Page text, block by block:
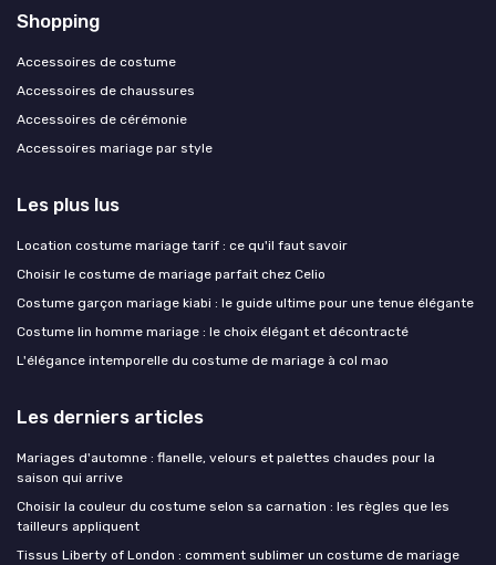
Shopping
Accessoires de costume
Accessoires de chaussures
Accessoires de cérémonie
Accessoires mariage par style
Les plus lus
Location costume mariage tarif : ce qu'il faut savoir
Choisir le costume de mariage parfait chez Celio
Costume garçon mariage kiabi : le guide ultime pour une tenue élégante
Costume lin homme mariage : le choix élégant et décontracté
L'élégance intemporelle du costume de mariage à col mao
Les derniers articles
Mariages d'automne : flanelle, velours et palettes chaudes pour la
saison qui arrive
Choisir la couleur du costume selon sa carnation : les règles que les
tailleurs appliquent
Tissus Liberty of London : comment sublimer un costume de mariage